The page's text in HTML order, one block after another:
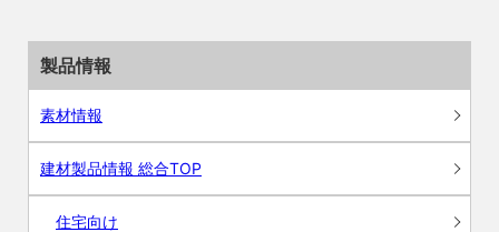
製品情報
素材情報
建材製品情報 総合TOP
住宅向け